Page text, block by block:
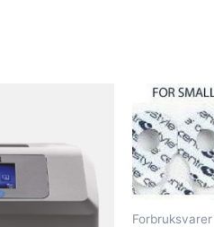
Forbruksvarer